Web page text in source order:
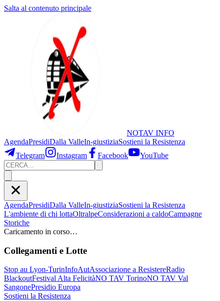
Salta al contenuto principale
NOTAV INFO
AgendaPresidiDalla ValleIn-giustiziaSostieni la Resistenza
Telegram
Instagram Facebook YouTube
AgendaPresidiDalla ValleIn-giustiziaSostieni la Resistenza
L'ambiente di chi lottaOltralpeConsiderazioni a caldoCampagne
Storiche
Caricamento in corso…
Collegamenti e Lotte
Stop au Lyon-TurinInfoAutAssociazione a ResistereRadio
BlackoutFestival Alta FelicitàNO TAV TorinoNO TAV Val
SangonePresidio Europa
Sostieni la Resistenza